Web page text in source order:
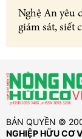
Nghệ An yêu
giám sát, siết
BẢN QUYỀN ©
NGHIỆP HỮU CƠ